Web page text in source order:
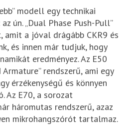
modell egy technikai
ún. „Dual Phase Push-Pull”
amit a jóval drágább CKR9 és
és innen már tudjuk, hogy
eredményez. Az E50
rendszerű, ami egy
érzékenységű és könnyen
Az E70, a sorozat
háromutas rendszerű, azaz
mikrohangszórót tartalmaz.